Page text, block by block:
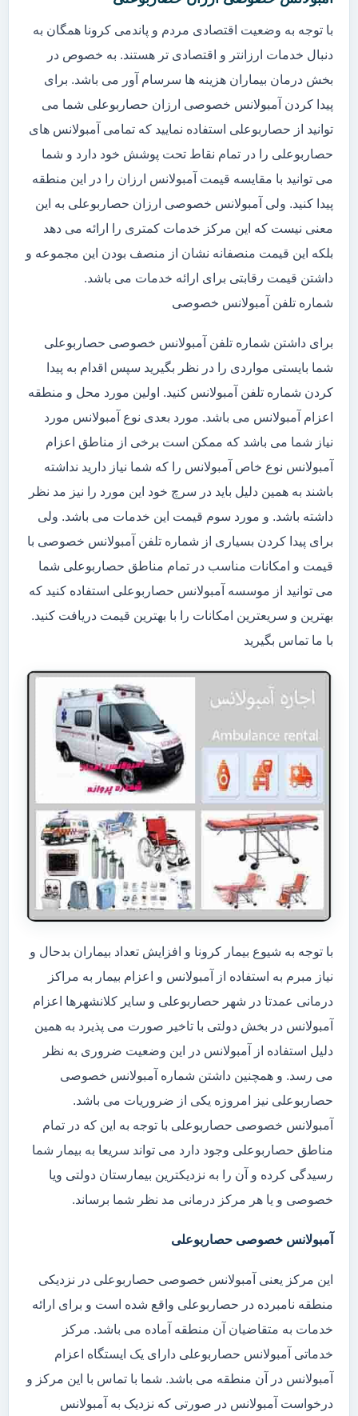
با توجه به وضعیت اقتصادی مردم و پاندمی کرونا همگان به
دنبال خدمات ارزانتر و اقتصادی تر هستند. به خصوص در
بخش درمان بیماران هزینه ها سرسام آور می باشد. برای
پیدا کردن آمبولانس خصوصی ارزان حصاربوعلی شما می
توانید از حصاربوعلی استفاده نمایید که تمامی آمبولانس های
حصاربوعلی را در تمام نقاط تحت پوشش خود دارد و شما
می توانید با مقایسه قیمت آمبولانس ارزان را در این منطقه
پیدا کنید. ولی آمبولانس خصوصی ارزان حصاربوعلی به این
معنی نیست که این مرکز خدمات کمتری را ارائه می دهد
بلکه این قیمت منصفانه نشان از منصف بودن این مجموعه و
داشتن قیمت رقابتی برای ارائه خدمات می باشد.
شماره تلفن آمبولانس خصوصی
برای داشتن شماره تلفن آمبولانس خصوصی حصاربوعلی
شما بایستی مواردی را در نظر بگیرید سپس اقدام به پیدا
کردن شماره تلفن آمبولانس کنید. اولین مورد محل و منطقه
اعزام آمبولانس می باشد. مورد بعدی نوع آمبولانس مورد
نیاز شما می باشد که ممکن است برخی از مناطق اعزام
آمبولانس نوع خاص آمبولانس را که شما نیاز دارید نداشته
باشند به همین دلیل باید در سرچ خود این مورد را نیز مد نظر
داشته باشد. و مورد سوم قیمت این خدمات می باشد. ولی
برای پیدا کردن بسیاری از شماره تلفن آمبولانس خصوصی با
قیمت و امکانات مناسب در تمام مناطق حصاربوعلی شما
می توانید از موسسه آمبولانس حصاربوعلی استفاده کنید که
بهترین و سریعترین امکانات را با بهترین قیمت دریافت کنید.
با ما تماس بگیرید
با توجه به شیوع بیمار کرونا و افزایش تعداد بیماران بدحال و
نیاز مبرم به استفاده از آمبولانس و اعزام بیمار به مراکز
درمانی عمدتا در شهر حصاربوعلی و سایر کلانشهرها اعزام
آمبولانس در بخش دولتی با تاخیر صورت می پذیرد به همین
دلیل استفاده از آمبولانس در این وضعیت ضروری به نظر
می رسد. و همچنین داشتن شماره آمبولانس خصوصی
حصاربوعلی نیز امروزه یکی از ضروریات می باشد.
آمبولانس خصوصی حصاربوعلی با توجه به این که در تمام
مناطق حصاربوعلی وجود دارد می تواند سریعا به بیمار شما
رسیدگی کرده و آن را به نزدیکترین بیمارستان دولتی ویا
خصوصی و یا هر مرکز درمانی مد نظر شما برساند.
آمبولانس خصوصی حصاربوعلی
این مرکز یعنی آمبولانس خصوصی حصاربوعلی در نزدیکی
منطقه نامبرده در حصاربوعلی واقع شده است و برای ارائه
خدمات به متقاضیان آن منطقه آماده می باشد. مرکز
خدماتی آمبولانس حصاربوعلی دارای یک ایستگاه اعزام
آمبولانس در آن منطقه می باشد. شما با تماس با این مرکز و
درخواست آمبولانس در صورتی که نزدیک به آمبولانس